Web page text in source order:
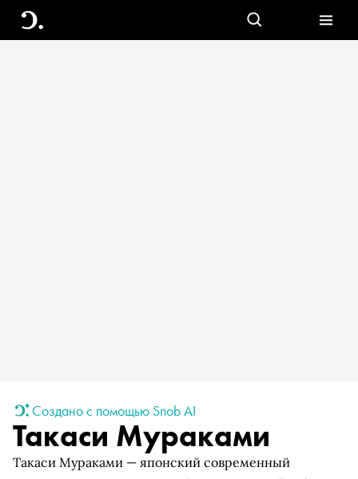
Создано с помощью Snob AI
Такаси Мураками
Такаси Мураками — японский современный